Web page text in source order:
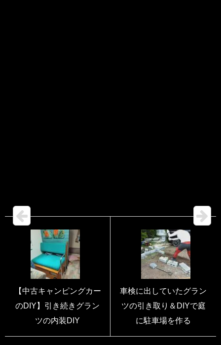
【中古キャンピングカー
のDIY】引き続きグラン
ツの内装DIY
車検に出していたグラン
ツの引き取り＆DIYで庭
に駐車場を作る